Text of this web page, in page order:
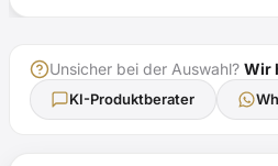
Unsicher bei der Auswahl? Wir
KI-Produktberater